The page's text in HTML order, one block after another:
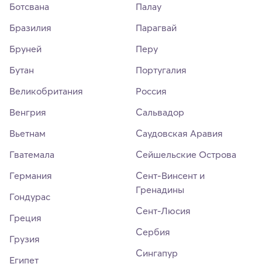
Ботсвана
Бразилия
Бруней
Бутан
Великобритания
Венгрия
Вьетнам
Гватемала
Германия
Гондурас
Греция
Грузия
Египет
Палау
Парагвай
Перу
Португалия
Россия
Сальвадор
Саудовская Аравия
Сейшельские Острова
Сент-Винсент и
Гренадины
Сент-Люсия
Сербия
Сингапур